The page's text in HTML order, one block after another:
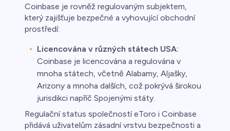
Coinbase je rovněž regulovaným subjektem,
který zajišťuje bezpečné a vyhovující obchodní
prostředí:
Licencována v různých státech USA:
Coinbase je licencována a regulována v
mnoha státech, včetně Alabamy, Aljašky,
Arizony a mnoha dalších, což pokrývá širokou
jurisdikci napříč Spojenými státy.
Regulační status společností eToro i Coinbase
přidává uživatelům zásadní vrstvu bezpečnosti a